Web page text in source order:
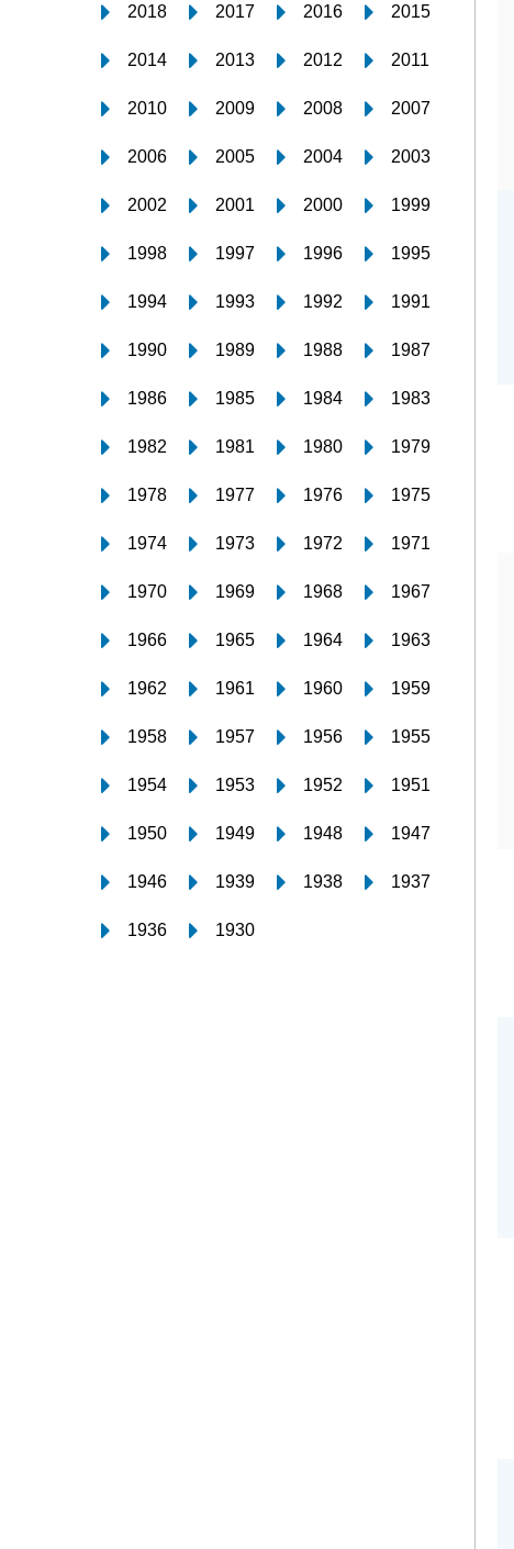
2018 2017 2016 2015
2014 2013 2012 2011
2010 2009 2008 2007
2006 2005 2004 2003
2002 2001 2000 1999
1998 1997 1996 1995
1994 1993 1992 1991
1990 1989 1988 1987
1986 1985 1984 1983
1982 1981 1980 1979
1978 1977 1976 1975
1974 1973 1972 1971
1970 1969 1968 1967
1966 1965 1964 1963
1962 1961 1960 1959
1958 1957 1956 1955
1954 1953 1952 1951
1950 1949 1948 1947
1946 1939 1938 1937
1936 1930